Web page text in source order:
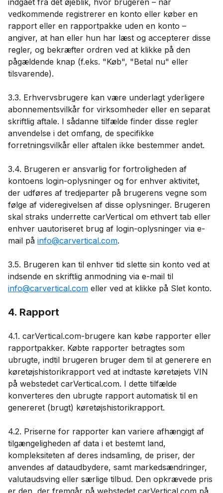
indgået fra det øjeblik, hvor brugeren – når
vedkommende registrerer en konto eller køber en
rapport eller en rapportpakke uden en konto –
angiver, at han eller hun har læst og accepterer disse
regler, og bekræfter ordren ved at klikke på den
pågældende knap (f.eks. "Køb", "Betal nu" eller
tilsvarende).
3.3. Erhvervsbrugere kan være underlagt yderligere
abonnementsvilkår for virksomheder eller en separat
skriftlig aftale. I sådanne tilfælde finder disse regler
anvendelse i det omfang, de specifikke
forretningsvilkår eller aftalen ikke bestemmer andet.
3.4. Brugeren er ansvarlig for fortroligheden af ​​
kontoens login-oplysninger og for enhver aktivitet,
der udføres af tredjeparter på brugerens vegne som
følge af videregivelsen af ​​disse oplysninger. Brugeren
skal straks underrette carVertical om ethvert tab eller
enhver uautoriseret brug af login-oplysninger via e-
mail på info@carvertical.com.
3.5. Brugeren kan til enhver tid slette sin konto ved at
indsende en skriftlig anmodning via e-mail til
info@carvertical.com eller ved at klikke på Slet konto.
4. Rapport
4.1. carVertical.com-brugere kan købe rapporter eller
rapportpakker. Købte rapporter betragtes som
ubrugte, indtil brugeren bruger dem til at generere en
køretøjshistorikrapport ved at indtaste køretøjets VIN
på webstedet carVertical.com. I dette tilfælde
konverteres den ubrugte rapport automatisk til en
genereret (brugt) køretøjshistorikrapport.
4.2. Priserne for rapporter kan variere afhængigt af
tilgængeligheden af ​​data i et bestemt land,
kompleksiteten af ​​deres indsamling, de priser, der
anvendes af dataudbydere, samt markedsændringer,
valutaudsving eller særlige tilbud. Den opkrævede pris
er den, der fremgår på webstedet carVertical.com på